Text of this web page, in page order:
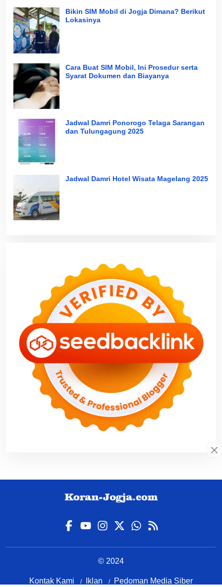
Bikin SIM Mobil di Jogja Dimana? Berikut
Lokasinya
Cara Buat SIM Mobil, Ini Prosedur serta
Syarat Dokumen dan Biayanya
Jadwal Damri Ponorogo Telaga Sarangan
dan Tulungagung 2025
Jadwal Damri Hotel Wisata Magelang 2025
© 2024
Kontak Kami Iklan Pedoman Media Siber